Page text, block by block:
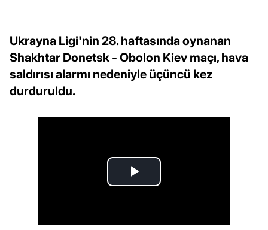
Ukrayna Ligi'nin 28. haftasında oynanan
Shakhtar Donetsk - Obolon Kiev maçı, hava
saldırısı alarmı nedeniyle üçüncü kez
durduruldu.